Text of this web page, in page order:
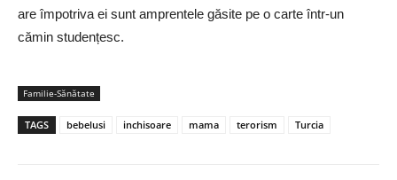
are împotriva ei sunt amprentele găsite pe o carte într-un
cămin studențesc.
Familie-Sănătate
TAGS bebelusi inchisoare mama terorism Turcia